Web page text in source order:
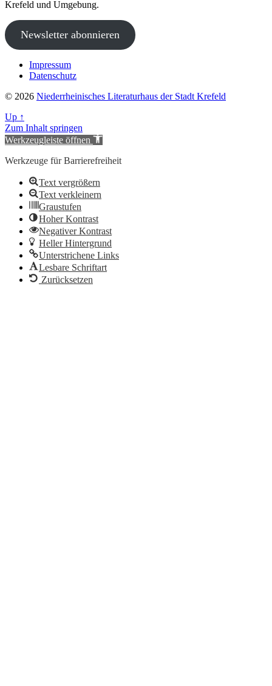
Krefeld und Umgebung.
Newsletter abonnieren
Impressum
Datenschutz
© 2026 Niederrheinisches Literaturhaus der Stadt Krefeld
Up ↑
Zum Inhalt springen
Werkzeugleiste öffnen
Werkzeuge für Barrierefreiheit
Text vergrößern
Text verkleinern
Graustufen
Hoher Kontrast
Negativer Kontrast
Heller Hintergrund
Unterstrichene Links
Lesbare Schriftart
Zurücksetzen